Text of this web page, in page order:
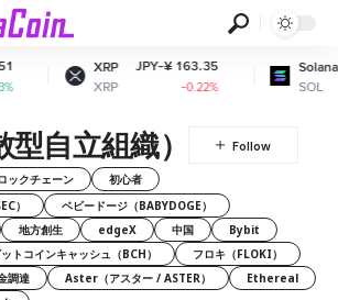
JPY-¥ 163.35
-0.22%
JPY-¥
自立組織）
ックチェーン
初心者
）
ベビードージ（BABYDOGE）
地方創生 edgeX 中国
Bybit
ットコインキャッシュ（BCH）
フロキ（FLOKI）
調達 Aster（アスター / ASTER）
Ethereal